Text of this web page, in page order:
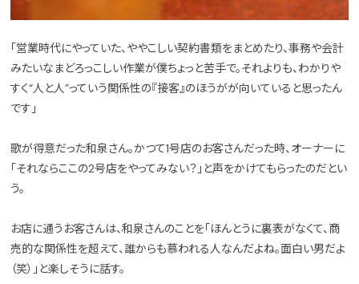
「営業時代にやっていた、ややこしい契約書類をまとめたり、事務や会計
みたいなまどろっこしい作業が僕ちょっと苦手で。それよりも、わかりや
すく“人と人”っていう関係性の『接客』のほうがが向いていると思ったん
です」
歌が得意だった和泉さん。かつて1号店のお客さんだった時、オーナーに
「それならここの2号店をやってみない？」と声をかけてもらったのだとい
う。
お店に通うお客さんは、和泉さんのことを「ほんとうに裏表がなくて、商
売的な関係性を超えて、誰からも慕われる人なんだよね。面白い男だよ
（笑）」と楽しそうに話す。